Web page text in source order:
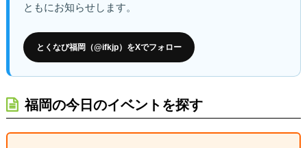
ともにお知らせします。
とくなび福岡（@ifkjp）をXでフォロー
福岡の今日のイベントを探す